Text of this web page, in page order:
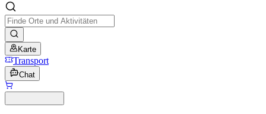
Karte
Transport
Chat